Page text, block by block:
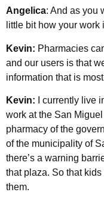
Angelica: And as you
little bit how your
Kevin: Pharmacies
and our users is that
information that is
Kevin:
I currently live
work at the San
pharmacy of the
of the municipality of
there’s a warning
that plaza. So that
them.